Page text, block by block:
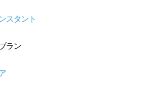
スタント
ラン